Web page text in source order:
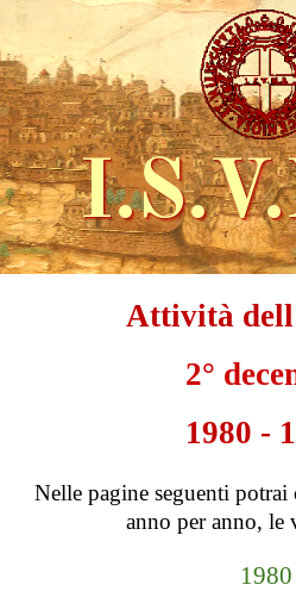
Attività
2°
1980 -
Nelle pagine seguenti potrai
anno per anno, le
1980